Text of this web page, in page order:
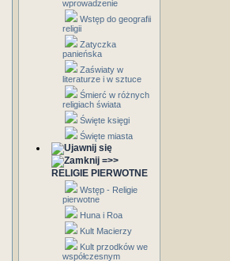
wprowadzenie
Wstęp do geografii
religii
Zatyczka
panieńska
Zaświaty w
literaturze i w sztuce
Śmierć w różnych
religiach świata
Święte księgi
Święte miasta
=>>
RELIGIE PIERWOTNE
Wstęp - Religie
pierwotne
Huna i Roa
Kult Macierzy
Kult przodków we
współczesnym